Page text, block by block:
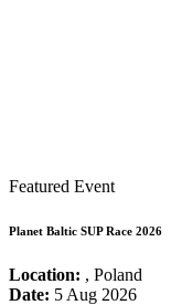
Featured Event
Planet Baltic SUP Race 2026
Location: , Poland
Date: 5 Aug 2026